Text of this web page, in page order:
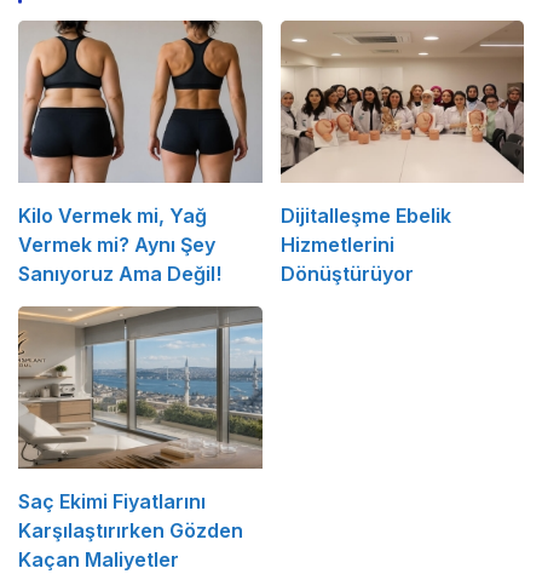
Kilo Vermek mi, Yağ
Vermek mi? Aynı Şey
Sanıyoruz Ama Değil!
Dijitalleşme Ebelik
Hizmetlerini
Dönüştürüyor
Saç Ekimi Fiyatlarını
Karşılaştırırken Gözden
Kaçan Maliyetler